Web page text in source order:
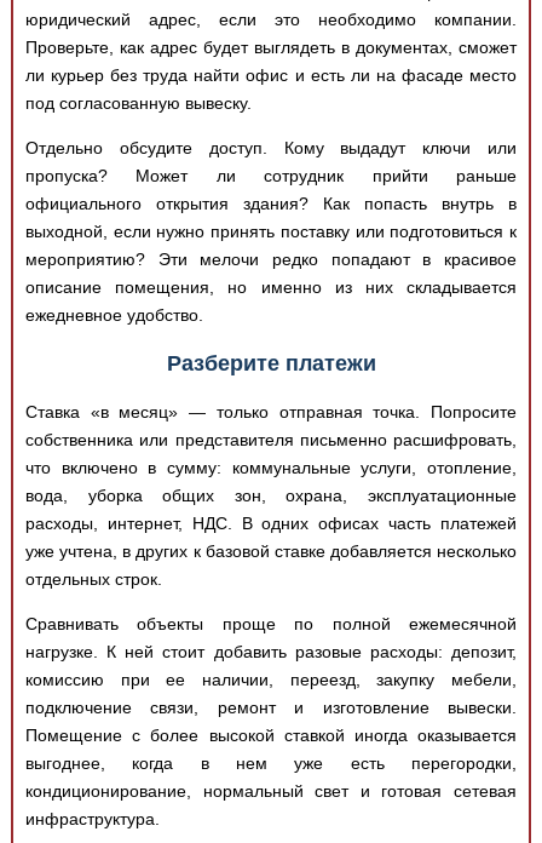
юридический адрес, если это необходимо компании.
Проверьте, как адрес будет выглядеть в документах, сможет
ли курьер без труда найти офис и есть ли на фасаде место
под согласованную вывеску.
Отдельно обсудите доступ. Кому выдадут ключи или
пропуска? Может ли сотрудник прийти раньше
официального открытия здания? Как попасть внутрь в
выходной, если нужно принять поставку или подготовиться к
мероприятию? Эти мелочи редко попадают в красивое
описание помещения, но именно из них складывается
ежедневное удобство.
Разберите платежи
Ставка «в месяц» — только отправная точка. Попросите
собственника или представителя письменно расшифровать,
что включено в сумму: коммунальные услуги, отопление,
вода, уборка общих зон, охрана, эксплуатационные
расходы, интернет, НДС. В одних офисах часть платежей
уже учтена, в других к базовой ставке добавляется несколько
отдельных строк.
Сравнивать объекты проще по полной ежемесячной
нагрузке. К ней стоит добавить разовые расходы: депозит,
комиссию при ее наличии, переезд, закупку мебели,
подключение связи, ремонт и изготовление вывески.
Помещение с более высокой ставкой иногда оказывается
выгоднее, когда в нем уже есть перегородки,
кондиционирование, нормальный свет и готовая сетевая
инфраструктура.